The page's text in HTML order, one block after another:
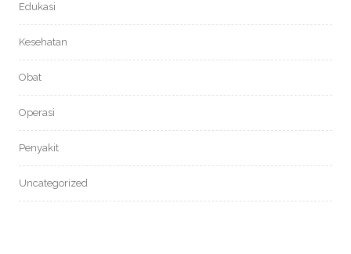
Edukasi
Kesehatan
Obat
Operasi
Penyakit
Uncategorized